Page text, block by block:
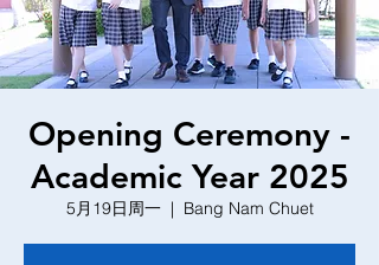
Opening Ceremony -
Academic Year 2025
5月19日周一
  |
Bang Nam Chuet